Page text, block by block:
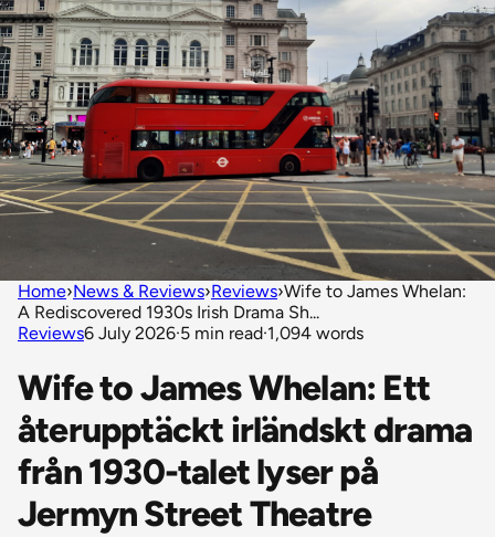
Home›News & Reviews›Reviews›Wife to James Whelan:
A Rediscovered 1930s Irish Drama Sh...
Reviews6 July 2026·5 min read·1,094 words
Wife to James Whelan: Ett
återupptäckt irländskt drama
från 1930-talet lyser på
Jermyn Street Theatre